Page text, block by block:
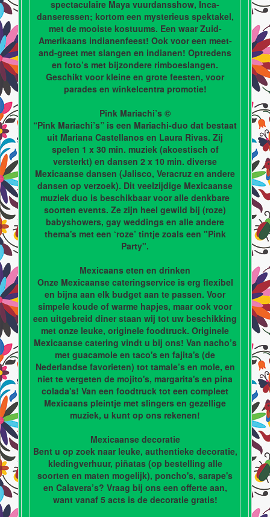
spectaculaire Maya vuurdansshow, Inca-
danseressen; kortom een mysterieus spektakel,
met de mooiste kostuums. Een waar Zuid-
Amerikaans indianenfeest! Ook voor een meet-
and-greet met slangen en indianen! Optredens
en foto’s met bijzondere rimboeslangen.
Geschikt voor kleine en grote feesten, voor
parades en winkelcentra promotie!
Pink Mariachi’s ©
“Pink Mariachi’s” is een Mariachi-duo dat bestaat
uit Mariana Castellanos en Laura Rivas. Zij
spelen 1 x 30 min. muziek (akoestisch of
versterkt) en dansen 2 x 10 min. diverse
Mexicaanse dansen (Jalisco, Veracruz en andere
dansen op verzoek). Dit veelzijdige Mexicaanse
muziek duo is beschikbaar voor alle denkbare
soorten events. Ze zijn heel gewild bij (roze)
babyshowers, gay weddings en alle andere
thema's met een ‘roze’ tintje zoals een "Pink
Party".
Mexicaans eten en drinken
Onze Mexicaanse cateringservice is erg flexibel
en bijna aan elk budget aan te passen. Voor
simpele koude of warme hapjes, maar ook voor
een uitgebreid diner staan wij tot uw beschikking
met onze leuke, originele foodtruck. Originele
Mexicaanse catering vindt u bij ons! Van nacho’s
met guacamole en taco's en fajita's (de
Nederlandse favorieten) tot tamale’s en mole, en
niet te vergeten de mojito's, margarita's en pina
colada's! Van een foodtruck tot een compleet
Mexicaans pleintje met slingers en gezellige
muziek, u kunt op ons rekenen!
Mexicaanse decoratie
Bent u op zoek naar leuke, authentieke decoratie,
kledingverhuur, piñatas (op bestelling alle
soorten en maten mogelijk), poncho's, sarape's
en Calavera’s? Vraag bij ons een offerte aan,
want vanaf 5 acts is de decoratie gratis!